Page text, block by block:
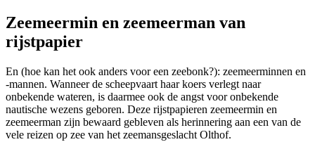
Zeemeermin en zeemeerman van
rijstpapier
En (hoe kan het ook anders voor een zeebonk?): zeemeerminnen en
-mannen. Wanneer de scheepvaart haar koers verlegt naar
onbekende wateren, is daarmee ook de angst voor onbekende
nautische wezens geboren. Deze rijstpapieren zeemeermin en
zeemeerman zijn bewaard gebleven als herinnering aan een van de
vele reizen op zee van het zeemansgeslacht Olthof.